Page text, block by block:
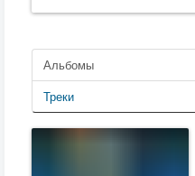
Альбомы
Треки